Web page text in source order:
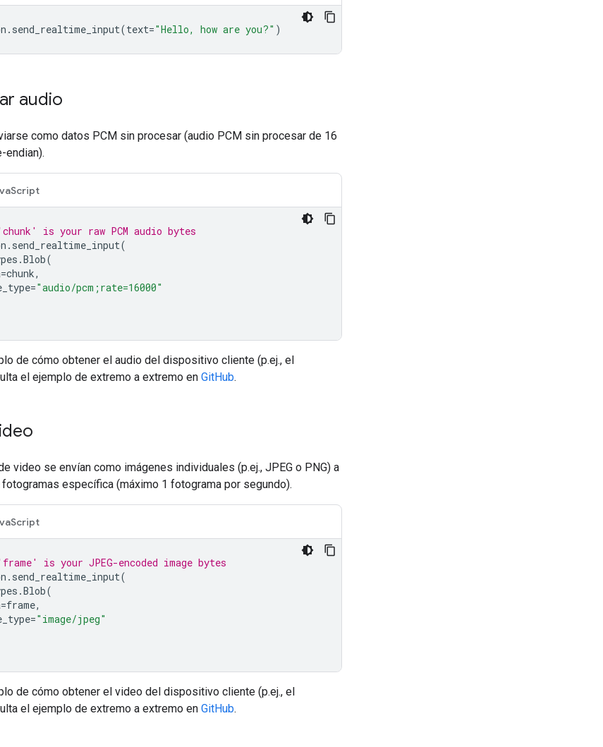
. send_realtime_input(text="Hello, how are you?" )
audio
como datos PCM sin procesar (audio PCM sin procesar de 16
endian).
is your raw PCM audio bytes
. send_realtime_input(
.Blob(
=chunk,
="audio/pcm;rate=16000"
de cómo obtener el audio del dispositivo cliente (p.ej., el
el ejemplo de extremo a extremo en GitHub.
video se envían como imágenes individuales (p.ej., JPEG o PNG) a
específica (máximo 1 fotograma por segundo).
is your JPEG-encoded image bytes
. send_realtime_input(
.Blob(
=frame,
="image/jpeg"
de cómo obtener el video del dispositivo cliente (p.ej., el
el ejemplo de extremo a extremo en GitHub.